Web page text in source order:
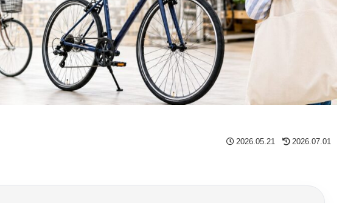
2026.05.21 2026.07.01